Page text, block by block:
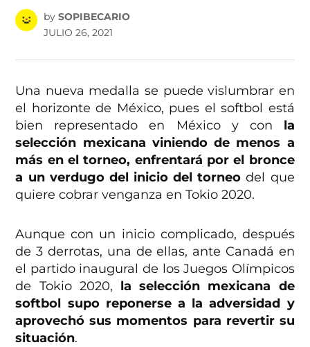
by SOPIBECARIO
JULIO 26, 2021
Una nueva medalla se puede vislumbrar en
el horizonte de México, pues el softbol está
bien representado en México y con la
selección mexicana viniendo de menos a
más en el torneo, enfrentará por el bronce
a un verdugo del inicio del torneo del que
quiere cobrar venganza en Tokio 2020.
Aunque con un inicio complicado, después
de 3 derrotas, una de ellas, ante Canadá en
el partido inaugural de los Juegos Olímpicos
de Tokio 2020, la selección mexicana de
softbol supo reponerse a la adversidad y
aprovechó sus momentos para revertir su
situación.